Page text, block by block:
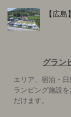
【広
グラン
エリア、宿泊・
ランピング施設
だけます。